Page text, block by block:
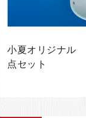
小夏オリジナル
点セット